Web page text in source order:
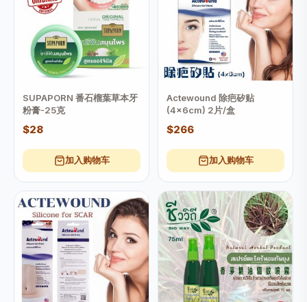
SUPAPORN 番石榴葉草本牙
粉膏-25克
$28
加入购物车
Actewound 除疤矽贴
(4x6cm) 2片/盒
$266
加入购物车